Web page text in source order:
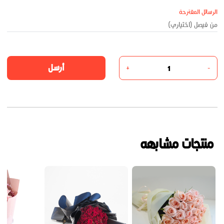
الرسائل المقترحة
-
+ أرسل
منتجات مشابهه